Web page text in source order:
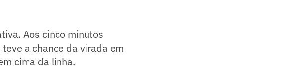
Aos cinco minutos
a chance da virada em
cima da linha.